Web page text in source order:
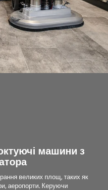
машини з
великих площ, таких як
аеропорти. Керуючи